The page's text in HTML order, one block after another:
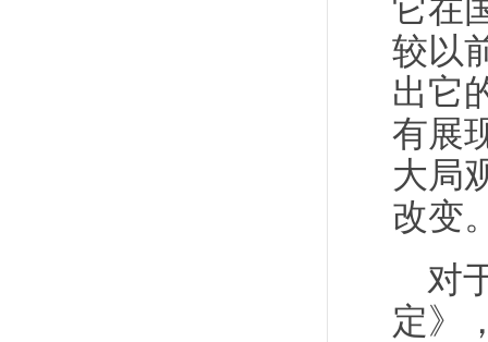
它在
较以
出它
有展
大局
改变
对
定》